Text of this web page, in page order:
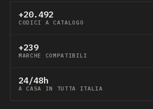
+20.492
CODICI A CATALOGO
+239
MARCHE COMPATIBILI
24/48h
A CASA IN TUTTA ITALIA